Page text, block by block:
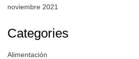
noviembre 2021
Categories
Alimentación